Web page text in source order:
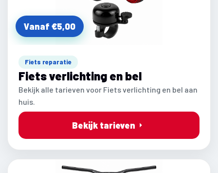
Vanaf €5,00
Fiets reparatie
Fiets verlichting en bel
Bekijk alle tarieven voor Fiets verlichting en bel aan
huis.
Bekijk tarieven